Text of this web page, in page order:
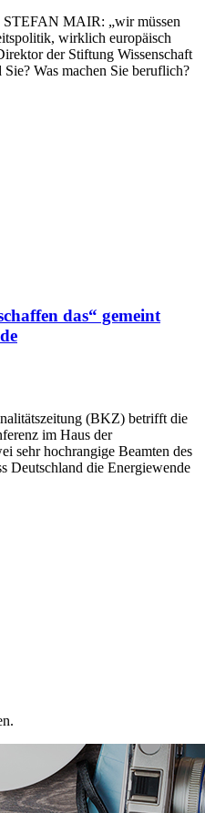
MAIR: „wir müssen
wirklich europäisch
der Stiftung Wissenschaft
Was machen Sie beruflich?
das“ gemeint
(BKZ) betrifft die
im Haus der
sehr hochrangige Beamten des
Deutschland die Energiewende